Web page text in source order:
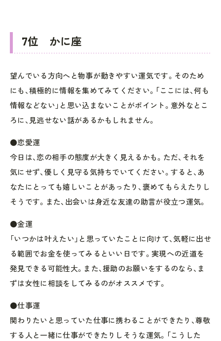
7位 かに座
望んでいる方向へと物事が動きやすい運気です。そのため
にも、積極的に情報を集めてみてください。「ここには、何も
情報などない」と思い込まないことがポイント。意外なとこ
ろに、見逃せない話があるかもしれません。
●恋愛運
今日は、恋の相手の態度が大きく見えるかも。ただ、それを
気にせず、優しく見守る気持ちでいてください。すると、あ
なたにとっても嬉しいことがあったり、褒めてもらえたりし
そうです。また、出会いは身近な友達の助言が役立つ運気。
●金運
「いつかは叶えたい」と思っていたことに向けて、気軽に出せ
る範囲でお金を使ってみるといい日です。実現への近道を
発見できる可能性大。また、援助のお願いをするのなら、ま
ずは女性に相談をしてみるのがオススメです。
●仕事運
関わりたいと思っていた仕事に携わることができたり、尊敬
する人と一緒に仕事ができたりしそうな運気。「こうした